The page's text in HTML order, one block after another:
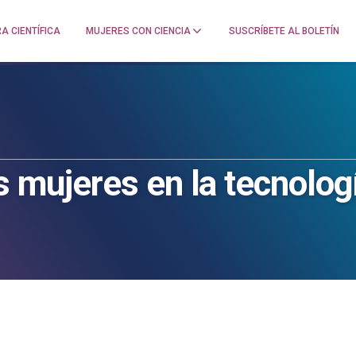
CIENTÍFICA MUJERES CON CIENCIA SUSCRÍBETE AL BOLETÍN
mujeres en la